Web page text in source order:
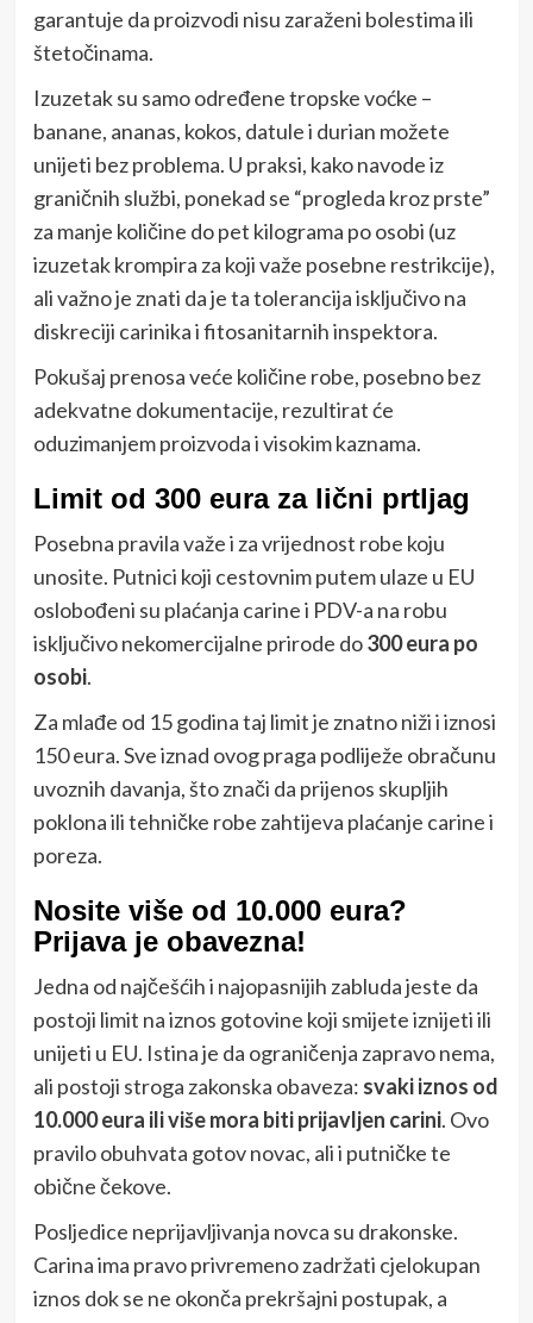
garantuje da proizvodi nisu zaraženi bolestima ili
štetočinama.
Izuzetak su samo određene tropske voćke –
banane, ananas, kokos, datule i durian možete
unijeti bez problema. U praksi, kako navode iz
graničnih službi, ponekad se “progleda kroz prste”
za manje količine do pet kilograma po osobi (uz
izuzetak krompira za koji važe posebne restrikcije),
ali važno je znati da je ta tolerancija isključivo na
diskreciji carinika i fitosanitarnih inspektora.
Pokušaj prenosa veće količine robe, posebno bez
adekvatne dokumentacije, rezultirat će
oduzimanjem proizvoda i visokim kaznama.
Limit od 300 eura za lični prtljag
Posebna pravila važe i za vrijednost robe koju
unosite. Putnici koji cestovnim putem ulaze u EU
oslobođeni su plaćanja carine i PDV-a na robu
isključivo nekomercijalne prirode do300 eura po
osobi.
Za mlađe od 15 godina taj limit je znatno niži i iznosi
150 eura. Sve iznad ovog praga podliježe obračunu
uvoznih davanja, što znači da prijenos skupljih
poklona ili tehničke robe zahtijeva plaćanje carine i
poreza.
Nosite više od 10.000 eura?
Prijava je obavezna!
Jedna od najčešćih i najopasnijih zabluda jeste da
postoji limit na iznos gotovine koji smijete iznijeti ili
unijeti u EU. Istina je da ograničenja zapravo nema,
ali postoji stroga zakonska obaveza: svaki iznos od
10.000 eura ili više mora biti prijavljen carini. Ovo
pravilo obuhvata gotov novac, ali i putničke te
obične čekove.
Posljedice neprijavljivanja novca su drakonske.
Carina ima pravo privremeno zadržati cjelokupan
iznos dok se ne okonča prekršajni postupak, a